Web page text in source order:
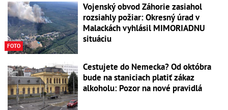
FOTO
Vojenský obvod Záhorie zasiahol
rozsiahly požiar: Okresný úrad v
Malackách vyhlásil MIMORIADNU
situáciu
Cestujete do Nemecka? Od októbra
bude na staniciach platiť zákaz
alkoholu: Pozor na nové pravidlá